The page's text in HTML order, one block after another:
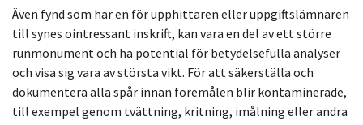
Även fynd som har en för upphittaren eller uppgiftslämnaren
till synes ointressant inskrift, kan vara en del av ett större
runmonument och ha potential för betydelsefulla analyser
och visa sig vara av största vikt. För att säkerställa och
dokumentera alla spår innan föremålen blir kontaminerade,
till exempel genom tvättning, kritning, imålning eller andra